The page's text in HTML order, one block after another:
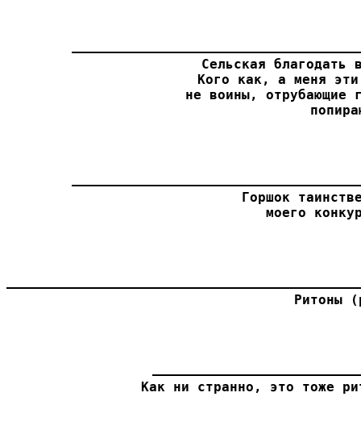
Сельская благодать
Кого как, а меня
не воины, отрубающие
Горшок
моего
Ритоны
Как ни странно, это тоже